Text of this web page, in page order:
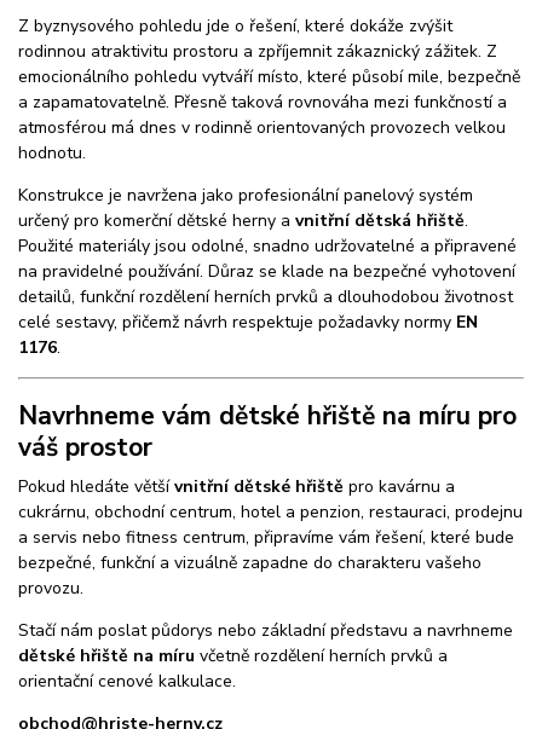
Z byznysového pohledu jde o řešení, které dokáže zvýšit
rodinnou atraktivitu prostoru a zpříjemnit zákaznický zážitek. Z
emocionálního pohledu vytváří místo, které působí mile, bezpečně
a zapamatovatelně. Přesně taková rovnováha mezi funkčností a
atmosférou má dnes v rodinně orientovaných provozech velkou
hodnotu.
Konstrukce je navržena jako profesionální panelový systém
určený pro komerční dětské herny a vnitřní dětská hřiště.
Použité materiály jsou odolné, snadno udržovatelné a připravené
na pravidelné používání. Důraz se klade na bezpečné vyhotovení
detailů, funkční rozdělení herních prvků a dlouhodobou životnost
celé sestavy, přičemž návrh respektuje požadavky normy EN
1176.
Navrhneme vám dětské hřiště na míru pro
váš prostor
Pokud hledáte většívnitřní dětské hřiště pro kavárnu a
cukrárnu, obchodní centrum, hotel a penzion, restauraci, prodejnu
a servis nebo fitness centrum, připravíme vám řešení, které bude
bezpečné, funkční a vizuálně zapadne do charakteru vašeho
provozu.
Stačí nám poslat půdorys nebo základní představu a navrhneme
dětské hřiště na míru včetně rozdělení herních prvků a
orientační cenové kalkulace.
obchod@hriste-herny.cz